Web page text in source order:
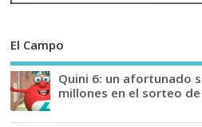
El Campo
Quini 6: un afortunado
millones en el sorteo